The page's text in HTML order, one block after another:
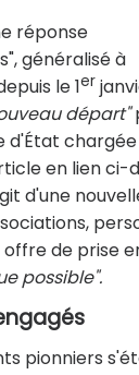
réponse
généralisé à
le 1er
départ"
d'État
en lien ci-
d'une
de prise
possible".
pionniers